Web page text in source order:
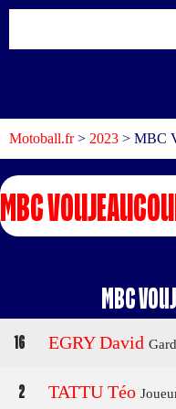
Motoball.fr> 2023 > MBC
MBC
MBC
16 EGRY David
2 TATTU Téo